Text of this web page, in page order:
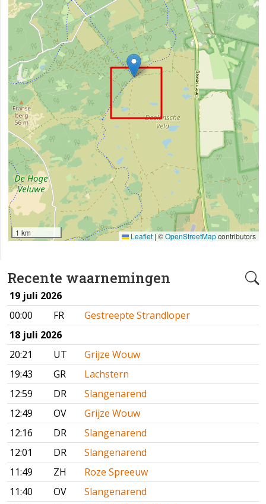
Recente waarnemingen
19 juli 2026
00:00
FR
Gestreepte Strandloper
18 juli 2026
20:21
UT
Grijze Wouw
19:43
GR
Lachstern
12:59
DR
Slangenarend
12:49
OV
Grijze Wouw
12:16
DR
Slangenarend
12:01
DR
Slangenarend
11:49
ZH
Roze Spreeuw
11:40
OV
Slangenarend
1 km Leaflet | ©OpenStreetMapcontributors